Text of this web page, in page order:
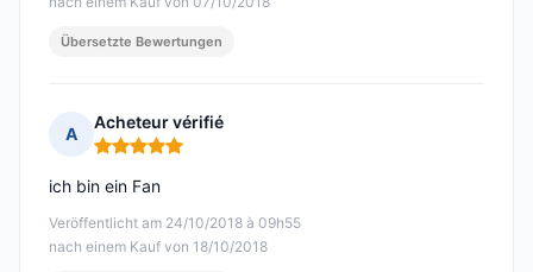
Übersetzte Bewertungen
A
Acheteur vérifié
Hinweis: 5 von 5
Veröffentlicht am 24/10/2018 à 09h55
nach einem Kauf von 18/10/2018
ich bin ein Fan